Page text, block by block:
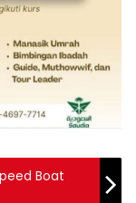
Boat